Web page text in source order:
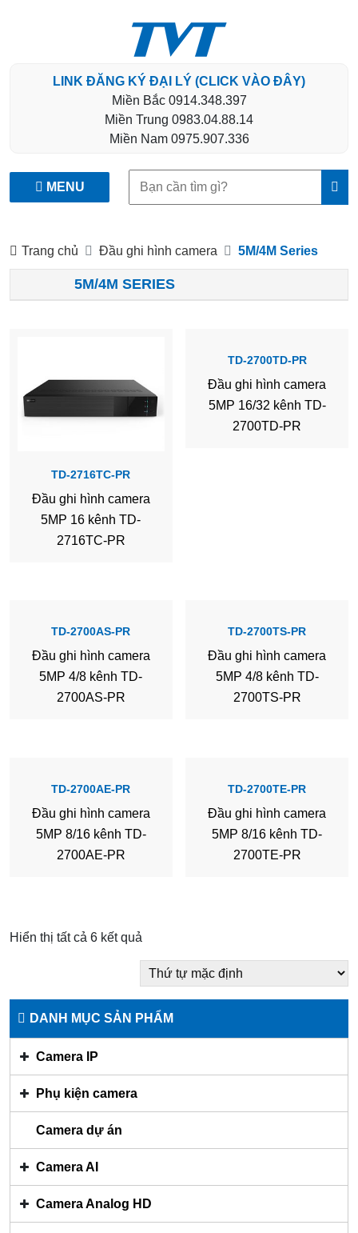
LINK ĐĂNG KÝ ĐẠI LÝ (CLICK VÀO ĐÂY)
Miền Bắc 0914.348.397
Miền Trung 0983.04.88.14
Miền Nam 0975.907.336
MENU
kiếm:
Trang chủ Đầu ghi hình camera 5M/4M Series
DANH MỤC SẢN PHẨM
Camera IP
Phụ kiện camera
Camera dự án
Camera AI
Camera Analog HD
5M/4M SERIES
TD-2716TC-PR
Đầu ghi hình camera
5MP 16 kênh TD-
2716TC-PR
TD-2700TD-PR
Đầu ghi hình camera
5MP 16/32 kênh TD-
2700TD-PR
TD-2700AS-PR
Đầu ghi hình camera
5MP 4/8 kênh TD-
2700AS-PR
TD-2700TS-PR
Đầu ghi hình camera
5MP 4/8 kênh TD-
2700TS-PR
TD-2700AE-PR
Đầu ghi hình camera
5MP 8/16 kênh TD-
2700AE-PR
TD-2700TE-PR
Đầu ghi hình camera
5MP 8/16 kênh TD-
2700TE-PR
Hiển thị tất cả 6 kết quả